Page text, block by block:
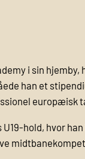
i sin
han et
europæisk
hold, hvor